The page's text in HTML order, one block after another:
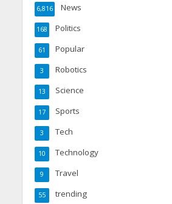
News
6,816
Politics
168
Popular
61
Robotics
3
Science
13
Sports
17
Tech
3
Technology
10
Travel
9
trending
55